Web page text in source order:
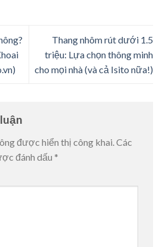
Thang nhôm rút dưới 1.5
triệu: Lựa chọn thông minh
cho mọi nhà (và cả Isito nữa!)
được hiển thị công khai. Các
đánh dấu *